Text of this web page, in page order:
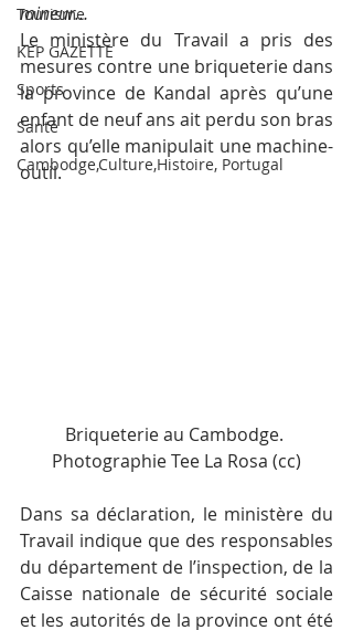
Tourisme
KEP GAZETTE
Sports
Santé
Cambodge,Culture,Histoire, Portugal
mineur…
Le ministère du Travail a pris des
mesures contre une briqueterie dans
la province de Kandal après qu’une
enfant de neuf ans ait perdu son bras
alors qu’elle manipulait une machine-
outil.
Briqueterie au Cambodge.
Photographie Tee La Rosa (cc)
Dans sa déclaration, le ministère du
Travail indique que des responsables
du département de l’inspection, de la
Caisse nationale de sécurité sociale
et les autorités de la province ont été